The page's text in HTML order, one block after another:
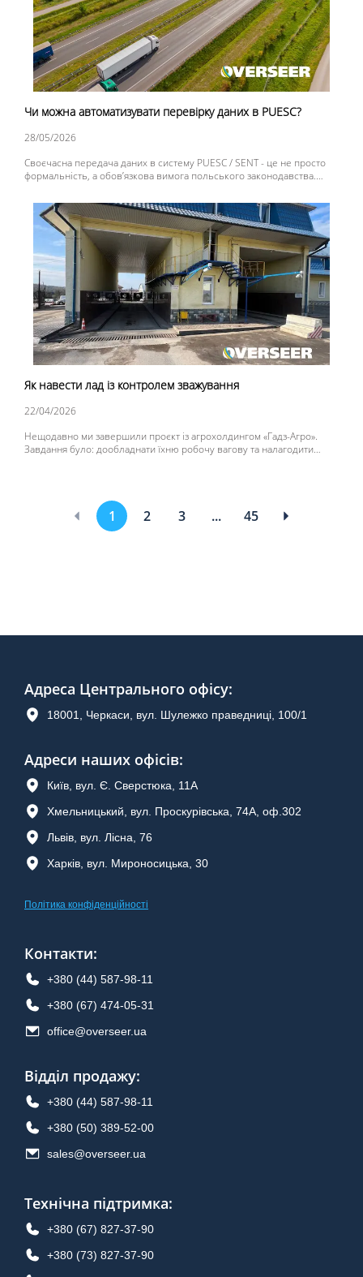
Чи можна автоматизувати перевірку даних в PUESC?
28/05/2026
Своєчасна передача даних в систему PUESC / SENT - це не просто
формальність, а обов’язкова вимога польського законодавства.
власнику транспортного засобу та водієві великими штрафами.
Як навести лад із контролем зважування
22/04/2026
Нещодавно ми завершили проєкт із агрохолдингом «Гадз-Агро».
Завдання було: дообладнати їхню робочу вагову та налагодити
налаштувань програмного забезпечення.
1 2 3 ... 45
Адреса Центрального офісу:
18001, Черкаси, вул. Шулежко праведниці, 100/1
Адреси наших офісів:
Київ, вул. Є. Сверстюка, 11А
Хмельницький, вул. Проскурівська, 74А, оф.302
Львів, вул. Лісна, 76
Харків, вул. Мироносицька, 30
Політика конфіденційності
Контакти:
+380 (44) 587-98-11
+380 (67) 474-05-31
office@overseer.ua
Відділ продажу:
+380 (44) 587-98-11
+380 (50) 389-52-00
sales@overseer.ua
Технічна підтримка:
+380 (67) 827-37-90
+380 (73) 827-37-90